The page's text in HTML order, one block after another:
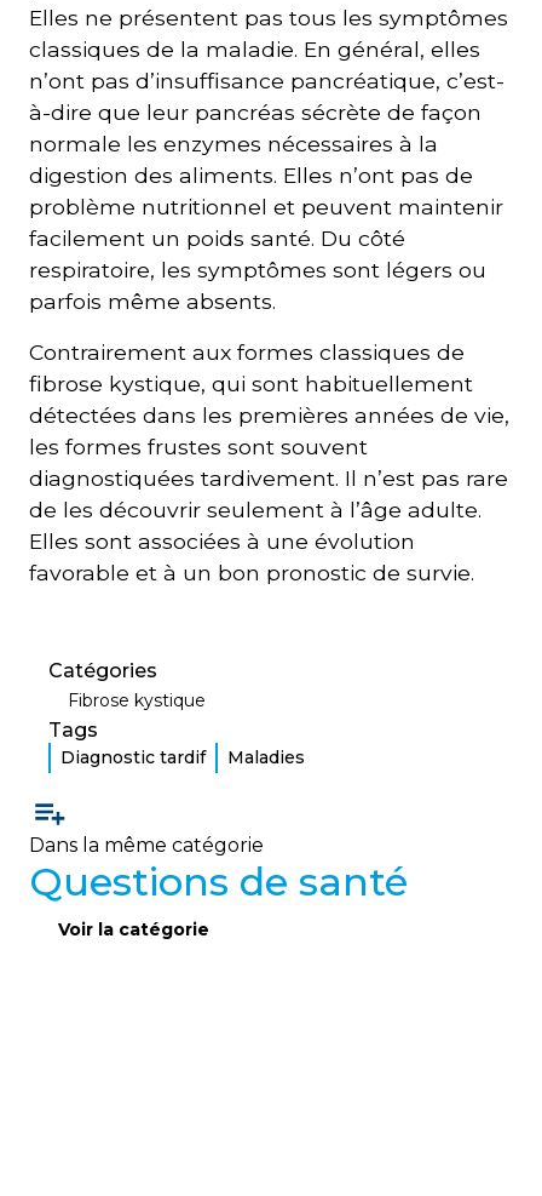
Elles ne présentent pas tous les symptômes
classiques de la maladie. En général, elles
n’ont pas d’insuffisance pancréatique, c’est-
à-dire que leur pancréas sécrète de façon
normale les enzymes nécessaires à la
digestion des aliments. Elles n’ont pas de
problème nutritionnel et peuvent maintenir
facilement un poids santé. Du côté
respiratoire, les symptômes sont légers ou
parfois même absents.
Contrairement aux formes classiques de
fibrose kystique, qui sont habituellement
détectées dans les premières années de vie,
les formes frustes sont souvent
diagnostiquées tardivement. Il n’est pas rare
de les découvrir seulement à l’âge adulte.
Elles sont associées à une évolution
favorable et à un bon pronostic de survie.
Catégories
Fibrose kystique
Tags
Diagnostic tardif Maladies
Dans la même catégorie
Questions de santé
Voir la catégorie